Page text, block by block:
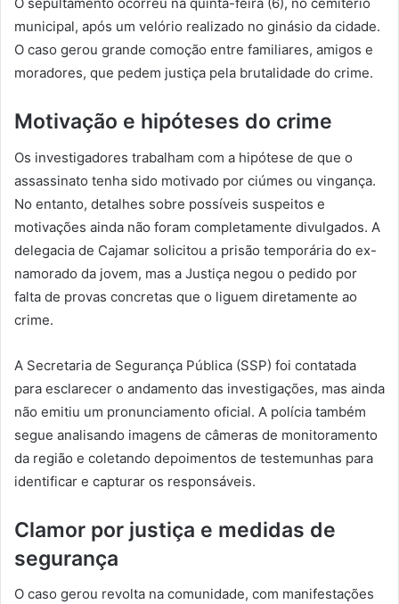
municipal, após um velório realizado no ginásio da cidade.
O caso gerou grande comoção entre familiares, amigos e
moradores, que pedem justiça pela brutalidade do crime.
Motivação e hipóteses do crime
Os investigadores trabalham com a hipótese de que o
assassinato tenha sido motivado por ciúmes ou vingança.
No entanto, detalhes sobre possíveis suspeitos e
motivações ainda não foram completamente divulgados. A
delegacia de Cajamar solicitou a prisão temporária do ex-
namorado da jovem, mas a Justiça negou o pedido por
falta de provas concretas que o liguem diretamente ao
crime.
A Secretaria de Segurança Pública (SSP) foi contatada
para esclarecer o andamento das investigações, mas ainda
não emitiu um pronunciamento oficial. A polícia também
segue analisando imagens de câmeras de monitoramento
da região e coletando depoimentos de testemunhas para
identificar e capturar os responsáveis.
Clamor por justiça e medidas de
segurança
O caso gerou revolta na comunidade, com manifestações